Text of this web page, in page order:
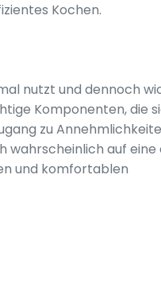
Kochen.
nutzt und dennoch
Komponenten, die
zu
wahrscheinlich auf
und komfortablen